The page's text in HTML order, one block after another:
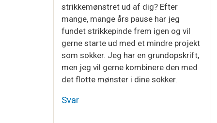
strikkemønstret ud af dig? Efter
mange, mange års pause har jeg
fundet strikkepinde frem igen og vil
gerne starte ud med et mindre projekt
som sokker. Jeg har en grundopskrift,
men jeg vil gerne kombinere den med
det flotte mønster i dine sokker.
Svar